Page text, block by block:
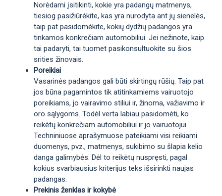
Norėdami įsitikinti, kokie yra padangų matmenys,
tiesiog pasižiūrėkite, kas yra nurodyta ant jų sienelės,
taip pat pasidomėkite, kokių dydžių padangos yra
tinkamos konkrečiam automobiliui. Jei nežinote, kaip
tai padaryti, tai tuomet pasikonsultuokite su šios
srities žinovais.
Poreikiai
Vasarinės padangos gali būti skirtingų rūšių. Taip pat
jos būna pagamintos tik atitinkamiems vairuotojo
poreikiams, jo vairavimo stiliui ir, žinoma, važiavimo ir
oro sąlygoms. Todėl verta labiau pasidomėti, ko
reikėtų konkrečiam automobiliui ir jo vairuotojui.
Techniniuose aprašymuose pateikiami visi reikiami
duomenys, pvz., matmenys, sukibimo su šlapia kelio
danga galimybės. Dėl to reikėtų nuspręsti, pagal
kokius svarbiausius kriterijus teks išsirinkti naujas
padangas.
Prekinis ženklas ir kokybė